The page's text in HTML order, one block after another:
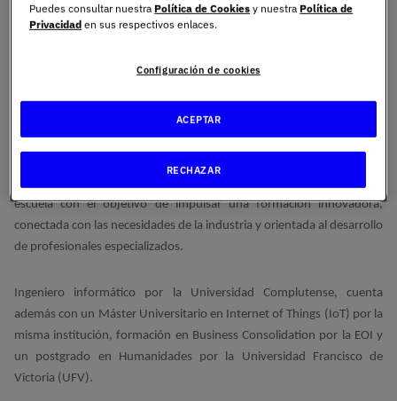
En su nuevo rol, reforzará la apuesta de UNIE por una
formación tecnológica conectada con la innovación, la
UNIE Universidad, perteneciente a la red de educación superior
Planeta Formación y Universidades, ha nombrado a Daniel León
como director de laEscuela Superior de Ingeniería, Ciencia y
los ámbitos tecnológico, empresarial y académico, León liderará esta
escuela con el objetivo de impulsar una formación innovadora,
conectada con las necesidades de la industria y orientada al desarrollo
de profesionales especializados.
Ingeniero informático por la Universidad Complutense, cuenta
además con un Máster Universitario en Internet of Things (IoT) por la
misma institución, formación en Business Consolidation por la EOI y
un postgrado en Humanidades por la Universidad Francisco de
Victoria (UFV).
Puedes consultar nuestra Política de Cookies y nuestra Política de
Privacidad en sus respectivos enlaces.
Configuración de cookies
RECHAZAR
ACEPTAR